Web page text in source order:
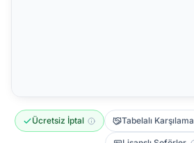
Ücretsiz İptal Tabelalı Karşılama